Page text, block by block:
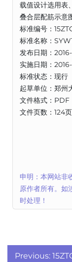
载值设计选用表
叠合层配筋示意
标准编号：
标准名称：
发布日期：
实施日期：
标准状态：现行
起草单位：郑州
文件格式：PDF
文件页数：124页
申明：本网站非
原作者所有。如
时处理！
文
Previous: